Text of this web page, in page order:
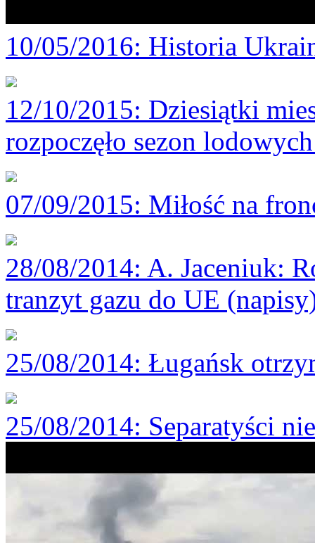
10/05/2016: Historia
12/10/2015: Dziesiątki
rozpoczęło sezon
07/09/2015: Miłość na
28/08/2014: A. Jaceniuk:
tranzyt gazu do UE
25/08/2014: Ługańsk
25/08/2014: Separatyści